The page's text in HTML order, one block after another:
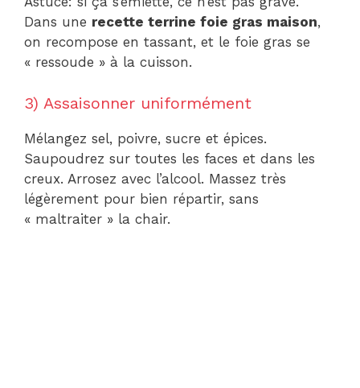
Dans une recette terrine foie gras maison,
on recompose en tassant, et le foie gras se
« ressoude » à la cuisson.
3) Assaisonner uniformément
Mélangez sel, poivre, sucre et épices.
Saupoudrez sur toutes les faces et dans les
creux. Arrosez avec l’alcool. Massez très
légèrement pour bien répartir, sans
« maltraiter » la chair.